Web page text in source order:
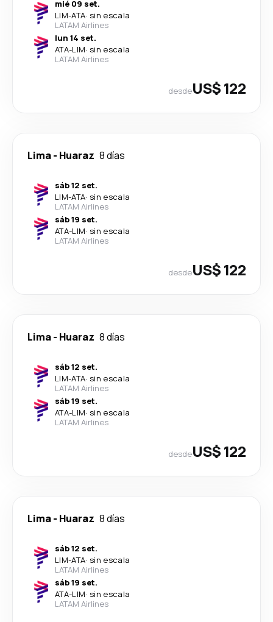
mié 09 set.
LIM-ATA· sin escala
LATAM Airlines
lun 14 set.
ATA-LIM· sin escala
LATAM Airlines
desdeUS$ 122
Lima- Huaraz 8 días
sáb 12 set.
LIM-ATA· sin escala
LATAM Airlines
sáb 19 set.
ATA-LIM· sin escala
LATAM Airlines
desdeUS$ 122
Lima- Huaraz 8 días
sáb 12 set.
LIM-ATA· sin escala
LATAM Airlines
sáb 19 set.
ATA-LIM· sin escala
LATAM Airlines
desdeUS$ 122
Lima- Huaraz 8 días
sáb 12 set.
LIM-ATA· sin escala
LATAM Airlines
sáb 19 set.
ATA-LIM· sin escala
LATAM Airlines